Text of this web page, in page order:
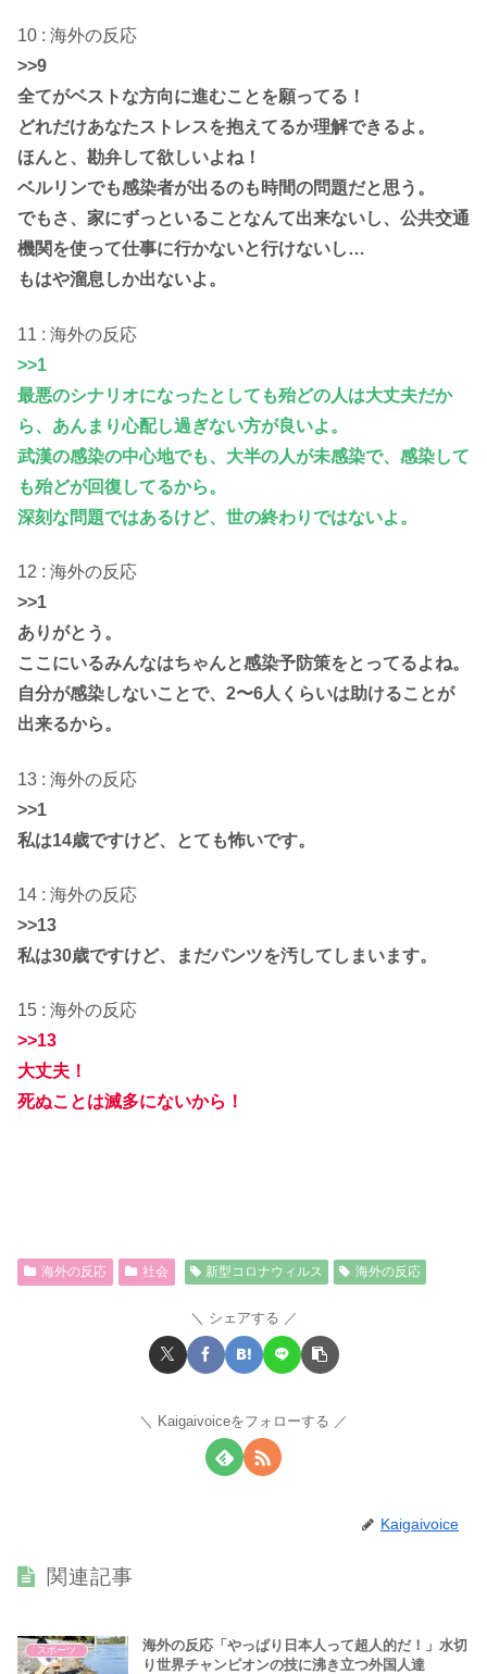
10 : 海外の反応
>>9
全てがベストな方向に進むことを願ってる！
どれだけあなたストレスを抱えてるか理解できるよ。
ほんと、勘弁して欲しいよね！
ベルリンでも感染者が出るのも時間の問題だと思う。
でもさ、家にずっといることなんて出来ないし、公共交通
機関を使って仕事に行かないと行けないし…
もはや溜息しか出ないよ。
11 : 海外の反応
>>1
最悪のシナリオになったとしても殆どの人は大丈夫だか
ら、あんまり心配し過ぎない方が良いよ。
武漢の感染の中心地でも、大半の人が未感染で、感染して
も殆どが回復してるから。
深刻な問題ではあるけど、世の終わりではないよ。
12 : 海外の反応
>>1
ありがとう。
ここにいるみんなはちゃんと感染予防策をとってるよね。
自分が感染しないことで、2〜6人くらいは助けることが
出来るから。
13 : 海外の反応
>>1
私は14歳ですけど、とても怖いです。
14 : 海外の反応
>>13
私は30歳ですけど、まだパンツを汚してしまいます。
15 : 海外の反応
>>13
大丈夫！
死ぬことは滅多にないから！
海外の反応 社会 新型コロナウィルス 海外の反応
シェアする
Kaigaivoiceをフォローする
Kaigaivoice
関連記事
スポーツ
海外の反応「やっぱり日本人って超人的だ！」水切
り世界チャンピオンの技に沸き立つ外国人達